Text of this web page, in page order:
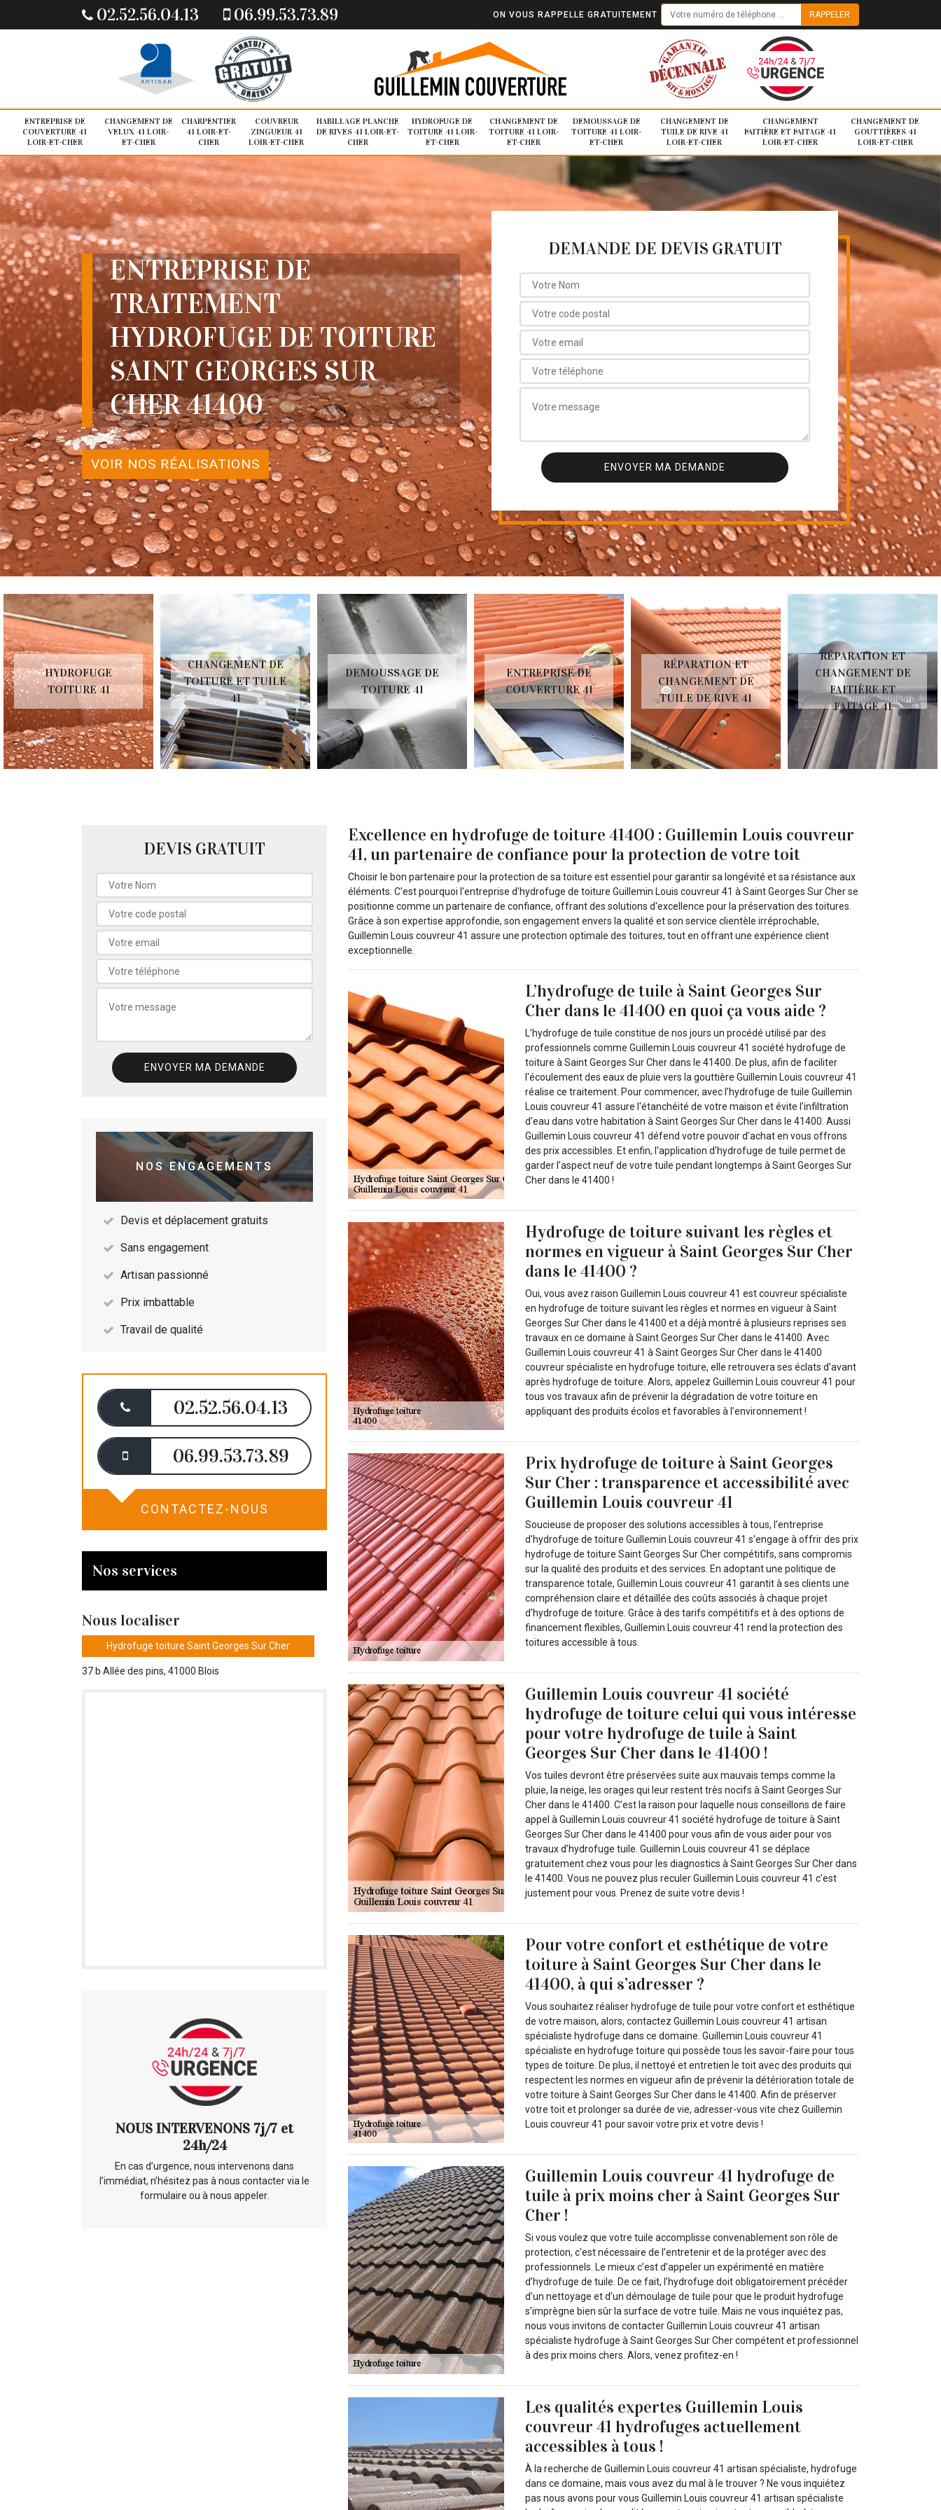
02.52.56.04.13 06.99.53.73.89 ON VOUS RAPPELLE GRATUITEMENT
ENTREPRISE DE
COUVERTURE 41
LOIR-ET-CHER
CHANGEMENT DE
VELUX 41 LOIR-
ET-CHER
CHARPENTIER
41 LOIR-ET-
CHER
COUVREUR
ZINGUEUR 41
LOIR-ET-CHER
HABILLAGE PLANCHE
DE RIVES 41 LOIR-ET-
CHER
HYDROFUGE DE
TOITURE 41 LOIR-
ET-CHER
CHANGEMENT DE
TOITURE 41 LOIR-
ET-CHER
DEMOUSSAGE DE
TOITURE 41 LOIR-
ET-CHER
CHANGEMENT DE
TUILE DE RIVE 41
LOIR-ET-CHER
CHANGEMENT
FAITIÈRE ET FAITAGE 41
LOIR-ET-CHER
CHANGEMENT DE
GOUTTIÈRES 41
LOIR-ET-CHER
ENTREPRISE DE
TRAITEMENT
HYDROFUGE DE TOITURE
SAINT GEORGES SUR
CHER 41400
VOIR NOS RÉALISATIONS
DEMANDE DE DEVIS GRATUIT
HYDROFUGE
TOITURE 41
CHANGEMENT DE
TOITURE ET TUILE
41
DEMOUSSAGE DE
TOITURE 41
ENTREPRISE DE
COUVERTURE 41
RÉPARATION ET
CHANGEMENT DE
TUILE DE RIVE 41
RÉPARATION ET
CHANGEMENT DE
FAITIÈRE ET
FAITAGE 41
DEVIS GRATUIT
NOS ENGAGEMENTS
Devis et déplacement gratuits
Sans engagement
Artisan passionné
Prix imbattable
Travail de qualité
02.52.56.04.13
06.99.53.73.89
CONTACTEZ-NOUS
Nos services
Nous localiser
Hydrofuge toiture Saint Georges Sur Cher
37 b Allée des pins, 41000 Blois
NOUS INTERVENONS 7j/7 et
24h/24
En cas d’urgence, nous intervenons dans
l’immédiat, n’hésitez pas à nous contacter via le
formulaire ou à nous appeler.
Excellence en hydrofuge de toiture 41400 : Guillemin Louis couvreur
41, un partenaire de confiance pour la protection de votre toit
Choisir le bon partenaire pour la protection de sa toiture est essentiel pour garantir sa longévité et sa résistance aux
éléments. C'est pourquoi l'entreprise d'hydrofuge de toiture Guillemin Louis couvreur 41 à Saint Georges Sur Cher se
positionne comme un partenaire de confiance, offrant des solutions d'excellence pour la préservation des toitures.
Grâce à son expertise approfondie, son engagement envers la qualité et son service clientèle irréprochable,
Guillemin Louis couvreur 41 assure une protection optimale des toitures, tout en offrant une expérience client
exceptionnelle.
L’hydrofuge de tuile à Saint Georges Sur
Cher dans le 41400 en quoi ça vous aide ?
L’hydrofuge de tuile constitue de nos jours un procédé utilisé par des
professionnels comme Guillemin Louis couvreur 41 société hydrofuge de
toiture à Saint Georges Sur Cher dans le 41400. De plus, afin de faciliter
l'écoulement des eaux de pluie vers la gouttière Guillemin Louis couvreur 41
réalise ce traitement. Pour commencer, avec l’hydrofuge de tuile Guillemin
Louis couvreur 41 assure l'étanchéité de votre maison et évite l'infiltration
d'eau dans votre habitation à Saint Georges Sur Cher dans le 41400. Aussi
Guillemin Louis couvreur 41 défend votre pouvoir d’achat en vous offrons
des prix accessibles. Et enfin, l'application d'hydrofuge de tuile permet de
garder l'aspect neuf de votre tuile pendant longtemps à Saint Georges Sur
Cher dans le 41400 !
Hydrofuge de toiture suivant les règles et
normes en vigueur à Saint Georges Sur Cher
dans le 41400 ?
Oui, vous avez raison Guillemin Louis couvreur 41 est couvreur spécialiste
en hydrofuge de toiture suivant les règles et normes en vigueur à Saint
Georges Sur Cher dans le 41400 et a déjà montré à plusieurs reprises ses
travaux en ce domaine à Saint Georges Sur Cher dans le 41400. Avec
Guillemin Louis couvreur 41 à Saint Georges Sur Cher dans le 41400
couvreur spécialiste en hydrofuge toiture, elle retrouvera ses éclats d’avant
après hydrofuge de toiture. Alors, appelez Guillemin Louis couvreur 41 pour
tous vos travaux afin de prévenir la dégradation de votre toiture en
appliquant des produits écolos et favorables à l’environnement !
Prix hydrofuge de toiture à Saint Georges
Sur Cher : transparence et accessibilité avec
Guillemin Louis couvreur 41
Soucieuse de proposer des solutions accessibles à tous, l'entreprise
d'hydrofuge de toiture Guillemin Louis couvreur 41 s'engage à offrir des prix
hydrofuge de toiture Saint Georges Sur Cher compétitifs, sans compromis
sur la qualité des produits et des services. En adoptant une politique de
transparence totale, Guillemin Louis couvreur 41 garantit à ses clients une
compréhension claire et détaillée des coûts associés à chaque projet
d'hydrofuge de toiture. Grâce à des tarifs compétitifs et à des options de
financement flexibles, Guillemin Louis couvreur 41 rend la protection des
toitures accessible à tous.
Guillemin Louis couvreur 41 société
hydrofuge de toiture celui qui vous intéresse
pour votre hydrofuge de tuile à Saint
Georges Sur Cher dans le 41400 !
Vos tuiles devront être préservées suite aux mauvais temps comme la
pluie, la neige, les orages qui leur restent très nocifs à Saint Georges Sur
Cher dans le 41400. C’est la raison pour laquelle nous conseillons de faire
appel à Guillemin Louis couvreur 41 société hydrofuge de toiture à Saint
Georges Sur Cher dans le 41400 pour vous afin de vous aider pour vos
travaux d’hydrofuge tuile. Guillemin Louis couvreur 41 se déplace
gratuitement chez vous pour les diagnostics à Saint Georges Sur Cher dans
le 41400. Vous ne pouvez plus reculer Guillemin Louis couvreur 41 c’est
justement pour vous. Prenez de suite votre devis !
Pour votre confort et esthétique de votre
toiture à Saint Georges Sur Cher dans le
41400, à qui s’adresser ?
Vous souhaitez réaliser hydrofuge de tuile pour votre confort et esthétique
de votre maison, alors, contactez Guillemin Louis couvreur 41 artisan
spécialiste hydrofuge dans ce domaine. Guillemin Louis couvreur 41
spécialiste en hydrofuge toiture qui possède tous les savoir-faire pour tous
types de toiture. De plus, il nettoyé et entretien le toit avec des produits qui
respectent les normes en vigueur afin de prévenir la détérioration totale de
votre toiture à Saint Georges Sur Cher dans le 41400. Afin de préserver
votre toit et prolonger sa durée de vie, adresser-vous vite chez Guillemin
Louis couvreur 41 pour savoir votre prix et votre devis !
Guillemin Louis couvreur 41 hydrofuge de
tuile à prix moins cher à Saint Georges Sur
Cher !
Si vous voulez que votre tuile accomplisse convenablement son rôle de
protection, c'est nécessaire de l’entretenir et de la protéger avec des
professionnels. Le mieux c’est d’appeler un expérimenté en matière
d’hydrofuge de tuile. De ce fait, l’hydrofuge doit obligatoirement précéder
d’un nettoyage et d’un démoulage de tuile pour que le produit hydrofuge
s’imprègne bien sûr la surface de votre tuile. Mais ne vous inquiétez pas,
nous vous invitons de contacter Guillemin Louis couvreur 41 artisan
spécialiste hydrofuge à Saint Georges Sur Cher compétent et professionnel
à des prix moins chers. Alors, venez profitez-en !
Les qualités expertes Guillemin Louis
couvreur 41 hydrofuges actuellement
accessibles à tous !
À la recherche de Guillemin Louis couvreur 41 artisan spécialiste, hydrofuge
dans ce domaine, mais vous avez du mal à le trouver ? Ne vous inquiétez
pas nous avons pour vous Guillemin Louis couvreur 41 artisan spécialiste